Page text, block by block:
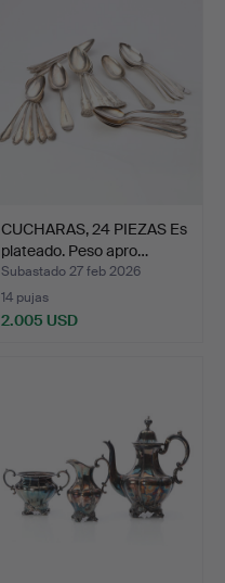
CUCHARAS, 24 PIEZAS Es
plateado. Peso apro…
Subastado 27 feb 2026
14 pujas
2.005 USD